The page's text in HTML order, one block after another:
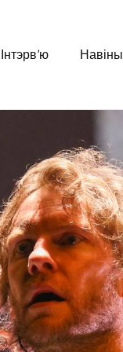
Інтэрв’ю Навіны